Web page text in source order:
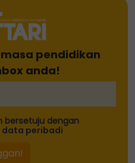
pendidikan
anda!
bersetuju dengan
data peribadi